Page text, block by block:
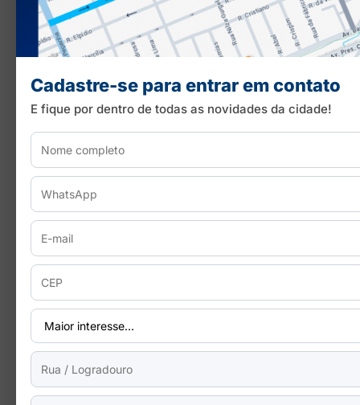
Cadastre-se para entrar em contato
E fique por dentro de todas as novidades da cidade!